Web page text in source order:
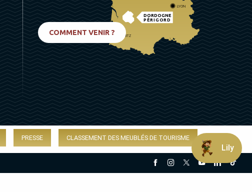
DORDOGNE
PÉRIGORD
LYON
BIARRITZ
COMMENT VENIR ?
PRESSE CLASSEMENT DES MEUBLÉS DE TOURISME
Lily